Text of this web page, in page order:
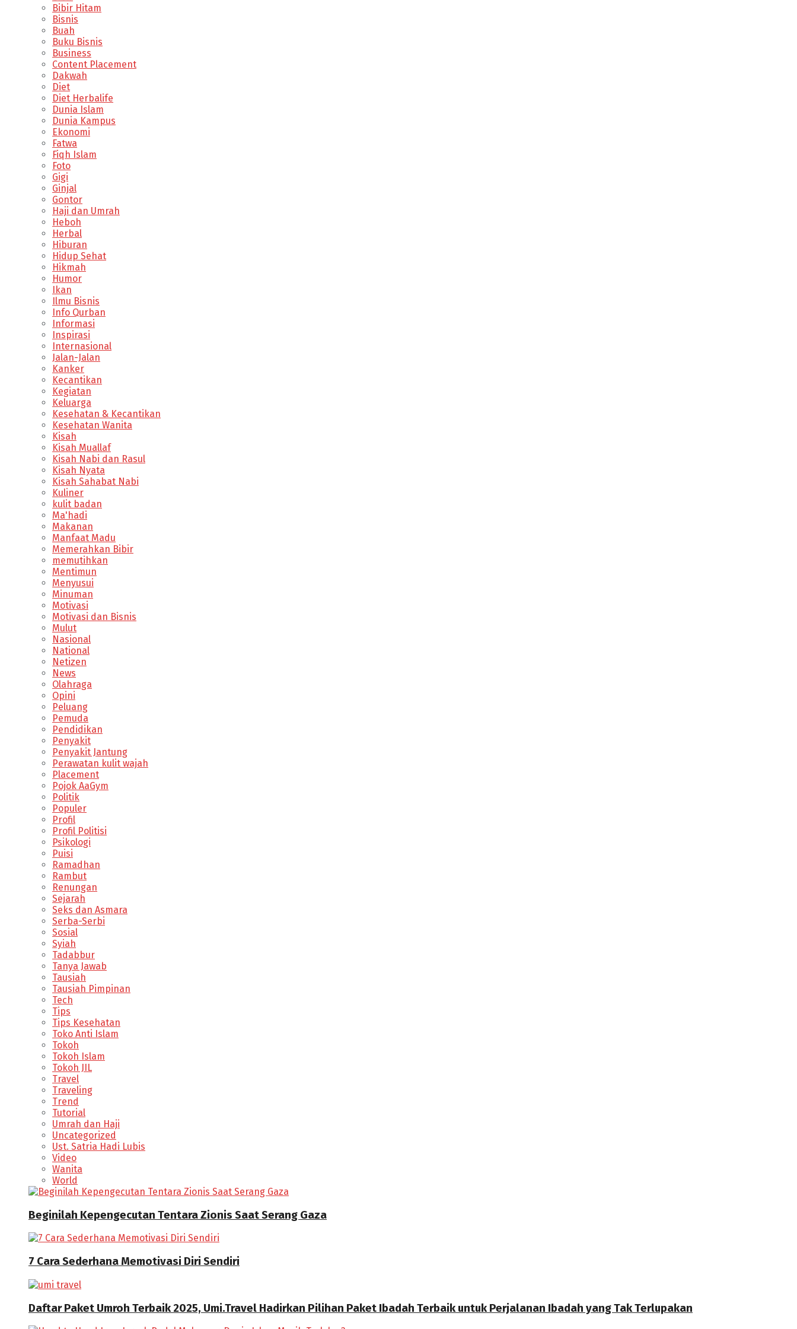
Bibir Hitam
Bisnis
Buah
Buku Bisnis
Business
Content Placement
Dakwah
Diet
Diet Herbalife
Dunia Islam
Dunia Kampus
Ekonomi
Fatwa
Fiqh Islam
Foto
Gigi
Ginjal
Gontor
Haji dan Umrah
Heboh
Herbal
Hiburan
Hidup Sehat
Hikmah
Humor
Ikan
Ilmu Bisnis
Info Qurban
Informasi
Inspirasi
Internasional
Jalan-Jalan
Kanker
Kecantikan
Kegiatan
Keluarga
Kesehatan & Kecantikan
Kesehatan Wanita
Kisah
Kisah Muallaf
Kisah Nabi dan Rasul
Kisah Nyata
Kisah Sahabat Nabi
Kuliner
kulit badan
Ma'hadi
Makanan
Manfaat Madu
Memerahkan Bibir
memutihkan
Mentimun
Menyusui
Minuman
Motivasi
Motivasi dan Bisnis
Mulut
Nasional
National
Netizen
News
Olahraga
Opini
Peluang
Pemuda
Pendidikan
Penyakit
Penyakit Jantung
Perawatan kulit wajah
Placement
Pojok AaGym
Politik
Populer
Profil
Profil Politisi
Psikologi
Puisi
Ramadhan
Rambut
Renungan
Sejarah
Seks dan Asmara
Serba-Serbi
Sosial
Syiah
Tadabbur
Tanya Jawab
Tausiah
Tausiah Pimpinan
Tech
Tips
Tips Kesehatan
Toko Anti Islam
Tokoh
Tokoh Islam
Tokoh JIL
Travel
Traveling
Trend
Tutorial
Umrah dan Haji
Uncategorized
Ust. Satria Hadi Lubis
Video
Wanita
World
Beginilah Kepengecutan Tentara Zionis Saat Serang Gaza
7 Cara Sederhana Memotivasi Diri Sendiri
Daftar Paket Umroh Terbaik 2025, Umi.Travel Hadirkan Pilihan Paket Ibadah Terbaik untuk Perjalanan Ibadah yang Tak Terlupakan